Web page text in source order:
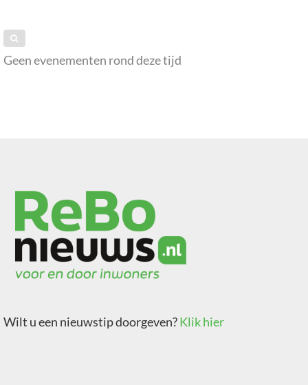
Geen evenementen rond deze tijd
Wilt u een nieuwstip doorgeven?Klik hier